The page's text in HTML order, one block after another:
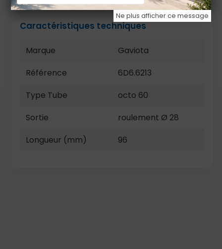
Caractéristiques techniques
Marque
Gaviota
Référence
6D6.6213
Type Tube
octo 60
Sortie
roulement Ø 28
Longueur (mm)
96
Ne plus afficher ce message